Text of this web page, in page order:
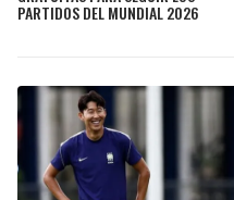
PARTIDOS DEL MUNDIAL 2026